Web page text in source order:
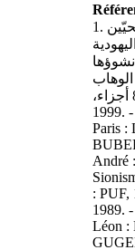
1. دافيد نهاوس، اليهودية نشأت عندنا: مدخل إلى اليهوديّة موجّه إلى المسيحيّين
اليهودية
الحية: نشوؤها
والتوزيع، بيروت، 1993. 4. عبد الوهاب
المسيري، موسوعة اليهود واليهودية والصهيونية، دار الشروق، بيروت، 8 أجزاء،
1999. - DE LA MAISONNEUVE, Dominique : Le judaïsme tout simplement,
Paris :
André
: PUF,
1989.
Léon :